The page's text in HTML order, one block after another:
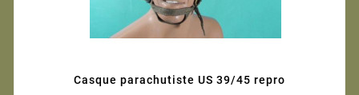
Casque parachutiste US 39/45 repro